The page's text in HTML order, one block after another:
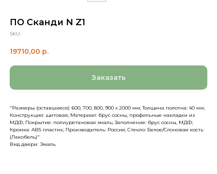
ПО Сканди N Z1
SKU:
19710,00 р.
Заказать
"Размеры (оставшиеся): 600, 700, 800, 900 х 2000 мм; Толщина полотна: 40 мм;
Конструкция: щитовая; Материал: брус сосны, профильные накладки из
МДФ; Покрытие: полиуретановая эмаль; Заполнение: брус сосны, МДФ;
Кромка: ABS пластик; Производитель: Россия; Стекло: Белое/Слоновая кость
(Лакобель)"
Вид двери: Эмаль